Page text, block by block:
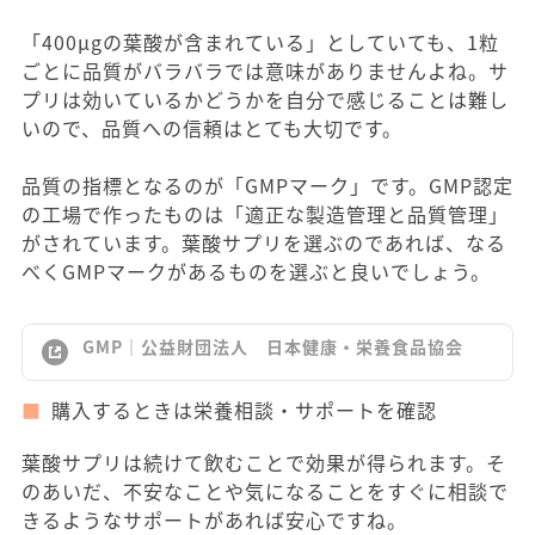
「400μgの葉酸が含まれている」としていても、1粒
ごとに品質がバラバラでは意味がありませんよね。サ
プリは効いているかどうかを自分で感じることは難し
いので、品質への信頼はとても大切です。
品質の指標となるのが「GMPマーク」です。GMP認定
の工場で作ったものは「適正な製造管理と品質管理」
がされています。葉酸サプリを選ぶのであれば、なる
べくGMPマークがあるものを選ぶと良いでしょう。
GMP｜公益財団法人 日本健康・栄養食品協会
購入するときは栄養相談・サポートを確認
葉酸サプリは続けて飲むことで効果が得られます。そ
のあいだ、不安なことや気になることをすぐに相談で
きるようなサポートがあれば安心ですね。